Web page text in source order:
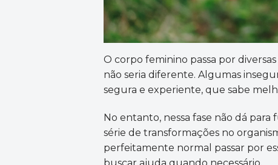
O corpo feminino passa por
não seria diferente. Algumas
segura e experiente, que sabe
No entanto, nessa fase não dá
série de transformações no
perfeitamente normal passar por